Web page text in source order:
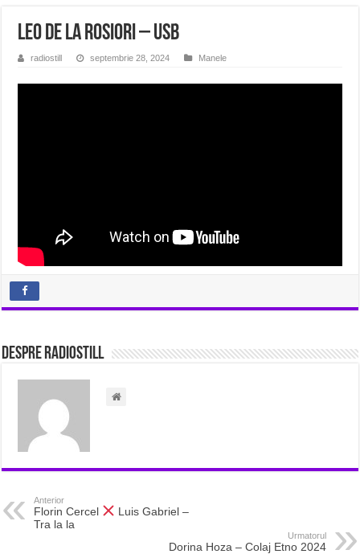
Leo de la Rosiori – USB
radiostill septembrie 28, 2024 Manele
Despre radiostill
Anterior
Florin Cercel
Luis Gabriel –
Tra la la
Urmatorul
Dorina Hoza – Colaj Etno 2024